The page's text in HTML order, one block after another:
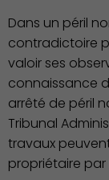
Dans un péril
contradictoire
valoir ses
connaissance
arrêté de péril
Tribunal
travaux
propriétaire par